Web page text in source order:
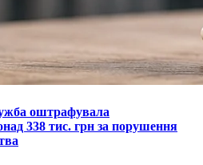
оштрафувала
338 тис. грн за порушення